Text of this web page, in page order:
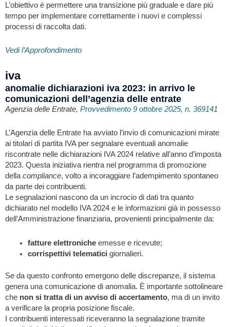
L’obiettivo è permettere una transizione più graduale e dare più
tempo per implementare correttamente i nuovi e complessi
processi di raccolta dati.
Vedi l’Approfondimento
iva
anomalie dichiarazioni iva 2023: in arrivo le
comunicazioni dell’agenzia delle entrate
Agenzia delle Entrate, Provvedimento 9 ottobre 2025, n. 369141
L’Agenzia delle Entrate ha avviato l’invio di comunicazioni mirate
ai titolari di partita IVA per segnalare eventuali anomalie
riscontrate nelle dichiarazioni IVA 2024 relative all’anno d’imposta
2023. Questa iniziativa rientra nel programma di promozione
dellacompliance, volto a incoraggiare l’adempimento spontaneo
da parte dei contribuenti.
Le segnalazioni nascono da un incrocio di dati tra quanto
dichiarato nel modello IVA 2024 e le informazioni già in possesso
dell’Amministrazione finanziaria, provenienti principalmente da:
fatture elettronicheemesse e ricevute;
corrispettivi telematici giornalieri.
Se da questo confronto emergono delle discrepanze, il sistema
genera una comunicazione di anomalia. È importante sottolineare
che non si tratta di un avviso di accertamento, ma di un invito
a verificare la propria posizione fiscale.
I contribuenti interessati riceveranno la segnalazione tramite